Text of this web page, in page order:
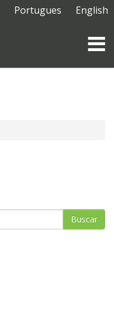
Portugues English
Buscar